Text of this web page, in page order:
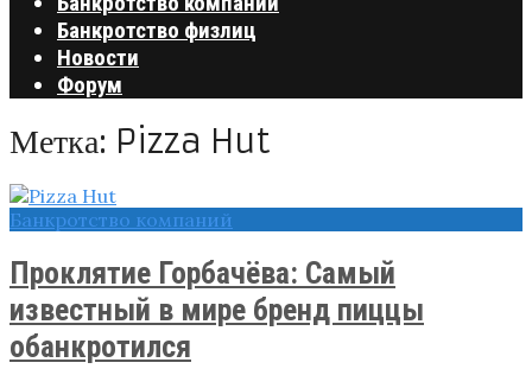
Банкротство физлиц
Новости
Форум
Метка: Pizza Hut
Банкротство компаний
Проклятие Горбачёва: Самый
известный в мире бренд пиццы
обанкротился